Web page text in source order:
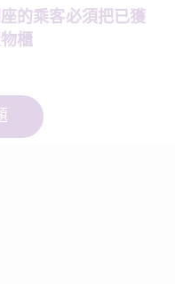
的乘客必須把已獲
櫃